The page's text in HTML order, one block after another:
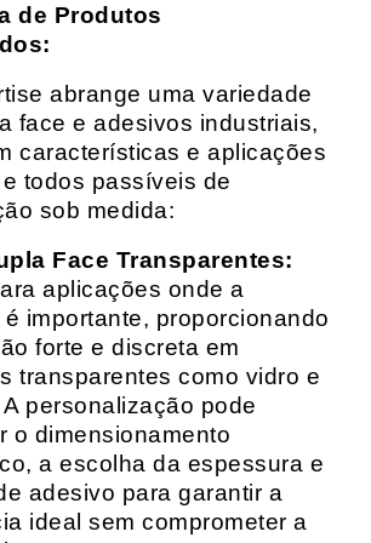
de Produtos
abrange uma variedade
face e adesivos industriais,
características e aplicações
todos passíveis de
sob medida:
Face Transparentes:
aplicações onde a
importante, proporcionando
forte e discreta em
transparentes como vidro e
personalização pode
o dimensionamento
a escolha da espessura e
adesivo para garantir a
ideal sem comprometer a